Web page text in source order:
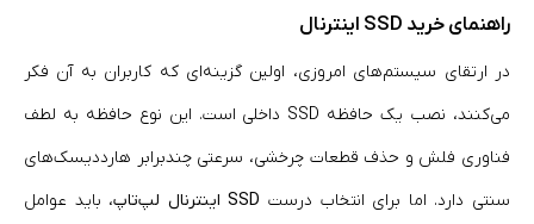
راهنمای خرید SSD اینترنال
در ارتقای سیستم‌های امروزی، اولین گزینه‌ای که کاربران به آن فکر
می‌کنند، نصب یک حافظه SSD داخلی است. این نوع حافظه به لطف
فناوری فلش و حذف قطعات چرخشی، سرعتی چندبرابر هارددیسک‌های
سنتی دارد. اما برای انتخاب درست SSD اینترنال لپ‌تاپ
، باید عوامل